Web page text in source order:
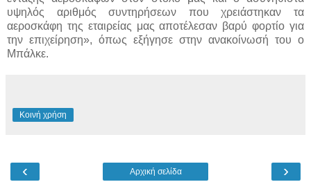
υψηλός αριθμός συντηρήσεων που χρειάστηκαν τα
αεροσκάφη της εταιρείας μας αποτέλεσαν βαρύ φορτίο για
την επιχείρηση», όπως εξήγησε στην ανακοίνωσή του ο
Μπάλκε.
Κοινή χρήση
‹ ›
Αρχική σελίδα